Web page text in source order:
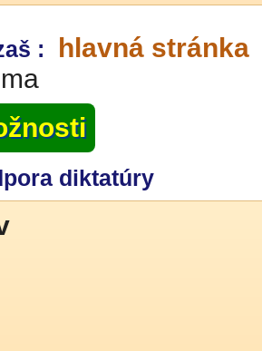
: hlavná stránka
diktatúry